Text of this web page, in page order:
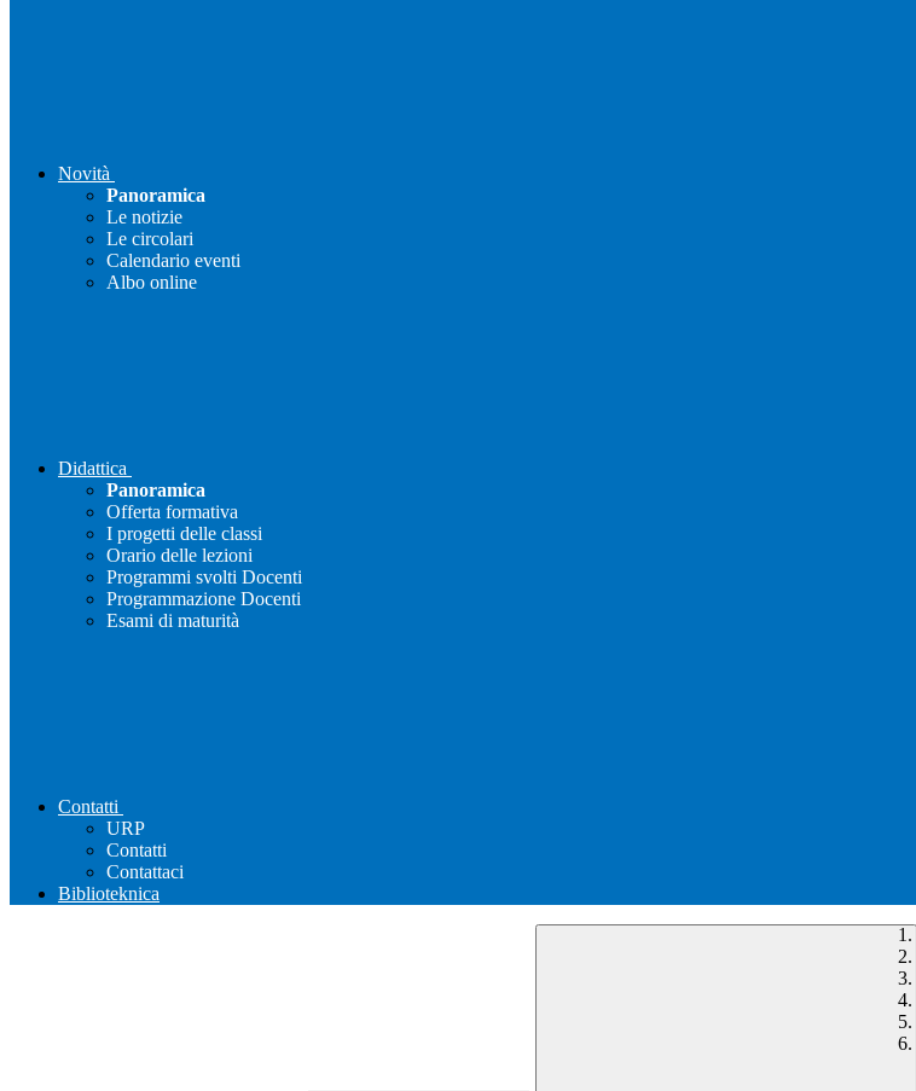
Novità
Panoramica
Le notizie
Le circolari
Calendario eventi
Albo online
Didattica
Panoramica
Offerta formativa
I progetti delle classi
Orario delle lezioni
Programmi svolti Docenti
Programmazione Docenti
Esami di maturità
Contatti
URP
Contatti
Contattaci
Biblioteknica